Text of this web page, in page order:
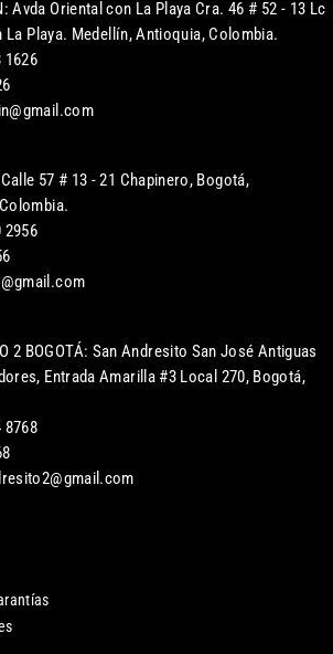
Avda Oriental con La Playa Cra. 46 # 52 - 13 Lc
La Playa. Medellín, Antioquia, Colombia.
1626
Calle 57 # 13 - 21 Chapinero, Bogotá,
2956
2 BOGOTÁ: San Andresito San José Antiguas
Entrada Amarilla #3 Local 270, Bogotá,
8768